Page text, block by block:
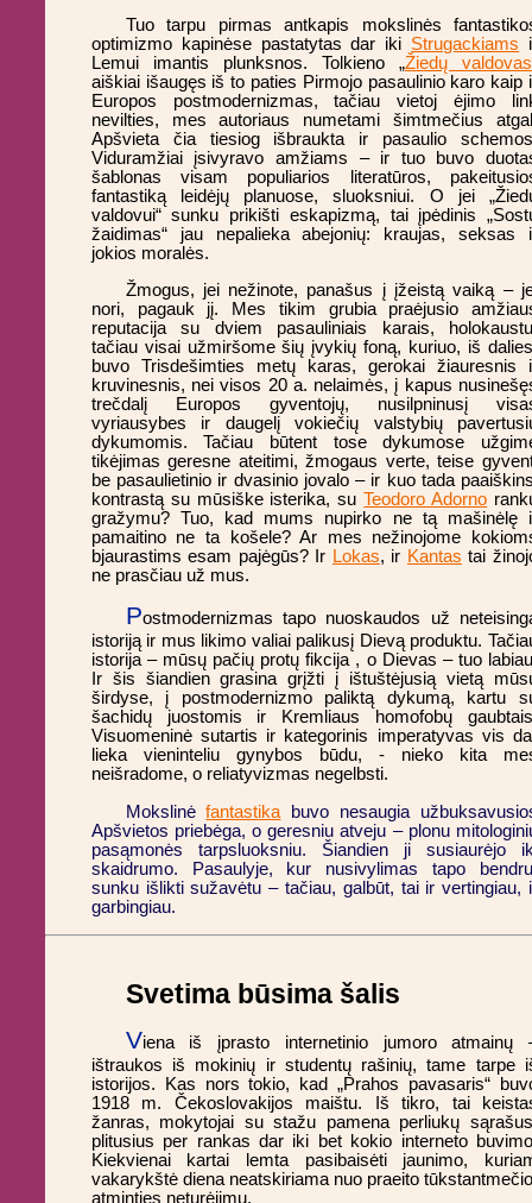
Tuo tarpu pirmas antkapis mokslinės
optimizmo kapinėse pastatytas dar iki Strugackiams
Lemui imantis plunksnos. Tolkieno „Žiedų valdovas
aiškiai išaugęs iš to paties Pirmojo pasaulinio karo kaip
Europos postmodernizmas, tačiau vietoj ėjimo
nevilties, mes autoriaus numetami šimtmečius
Apšvieta čia tiesiog išbraukta ir pasaulio
Viduramžiai įsivyravo amžiams – ir tuo buvo
šablonas visam populiarios literatūros,
fantastiką leidėjų planuose, sluoksniui. O jei
valdovui“ sunku prikišti eskapizmą, tai įpėdinis
žaidimas“ jau nepalieka abejonių: kraujas, seksas
jokios moralės.
Žmogus, jei nežinote, panašus į įžeistą vaiką –
nori, pagauk jį. Mes tikim grubia praėjusio
reputacija su dviem pasauliniais karais,
tačiau visai užmiršome šių įvykių foną, kuriuo, iš
buvo Trisdešimties metų karas, gerokai žiauresnis
kruvinesnis, nei visos 20 a. nelaimės, į kapus
trečdalį Europos gyventojų, nusilpninusį
vyriausybes ir daugelį vokiečių valstybių
dykumomis. Tačiau būtent tose dykumose
tikėjimas geresne ateitimi, žmogaus verte, teise
be pasaulietinio ir dvasinio jovalo – ir kuo tada
kontrastą su mūsiške isterika, suTeodoro Adorno
gražymu? Tuo, kad mums nupirko ne tą mašinėlę
pamaitino ne ta košele? Ar mes nežinojome
bjaurastims esam pajėgūs? Ir Lokas, ir Kantas tai
ne prasčiau už mus.
Postmodernizmas tapo nuoskaudos už
istoriją ir mus likimo valiai palikusį Dievą produktu.
istorija – mūsų pačių protų fikcija , o Dievas – tuo
Ir šis šiandien grasina grįžti į ištuštėjusią vietą
širdyse, į postmodernizmo paliktą dykumą, kartu
šachidų juostomis ir Kremliaus homofobų
Visuomeninė sutartis ir kategorinis imperatyvas vis
lieka vieninteliu gynybos būdu, - nieko kita
neišradome, o reliatyvizmas negelbsti.
Mokslinėfantastikabuvo nesaugia
Apšvietos priebėga, o geresniu atveju – plonu
pasąmonės tarpsluoksniu. Šiandien ji susiaurėjo
skaidrumo. Pasaulyje, kur nusivylimas tapo
sunku išlikti sužavėtu – tačiau, galbūt, tai ir vertingiau,
garbingiau.
Svetima būsima šalis
Viena iš įprasto internetinio jumoro atmainų
ištraukos iš mokinių ir studentų rašinių, tame tarpe
istorijos. Kas nors tokio, kad „Prahos pavasaris“
1918 m. Čekoslovakijos maištu. Iš tikro, tai
žanras, mokytojai su stažu pamena perliukų
plitusius per rankas dar iki bet kokio interneto
Kiekvienai kartai lemta pasibaisėti jaunimo,
vakarykštė diena neatskiriama nuo praeito
atminties neturėjimu.